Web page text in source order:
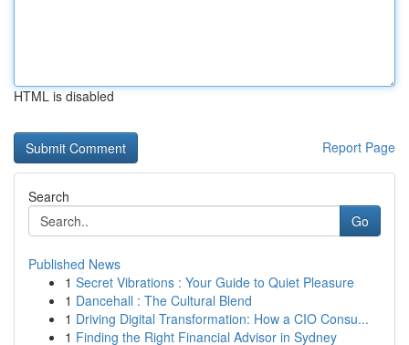
HTML is disabled
Report Page
Search
Go
Published News
1 Secret Vibrations : Your Guide to Quiet Pleasure
1 Dancehall : The Cultural Blend
1 Driving Digital Transformation: How a CIO Consu...
1 Finding the Right Financial Advisor in Sydney